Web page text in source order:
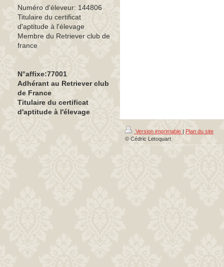
Numéro d'éleveur: 144806
Titulaire du certificat
d'aptitude à l'élevage
Membre du Retriever club de
france
N°affixe:77001
Adhérant au Retriever club
de France
Titulaire du certificat
d'aptitude à l'élevage
Version imprimable | Plan du site
© Cédric Letoquart